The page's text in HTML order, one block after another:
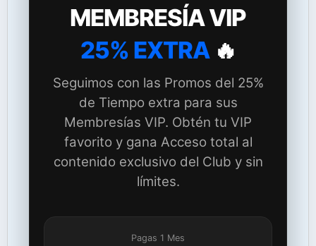
MEMBRESÍA VIP
25% EXTRA🔥
Seguimos con las Promos del 25%
de Tiempo extra para sus
Membresías VIP. Obtén tu VIP
favorito y gana Acceso total al
contenido exclusivo del Club y sin
límites.
Pagas 1 Mes